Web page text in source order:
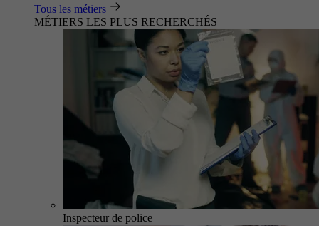
Tous les métiers
MÉTIERS LES PLUS RECHERCHÉS
Inspecteur de police